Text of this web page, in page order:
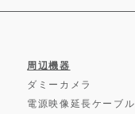
周辺機器
ダミーカメラ
電源映像延長ケーブル